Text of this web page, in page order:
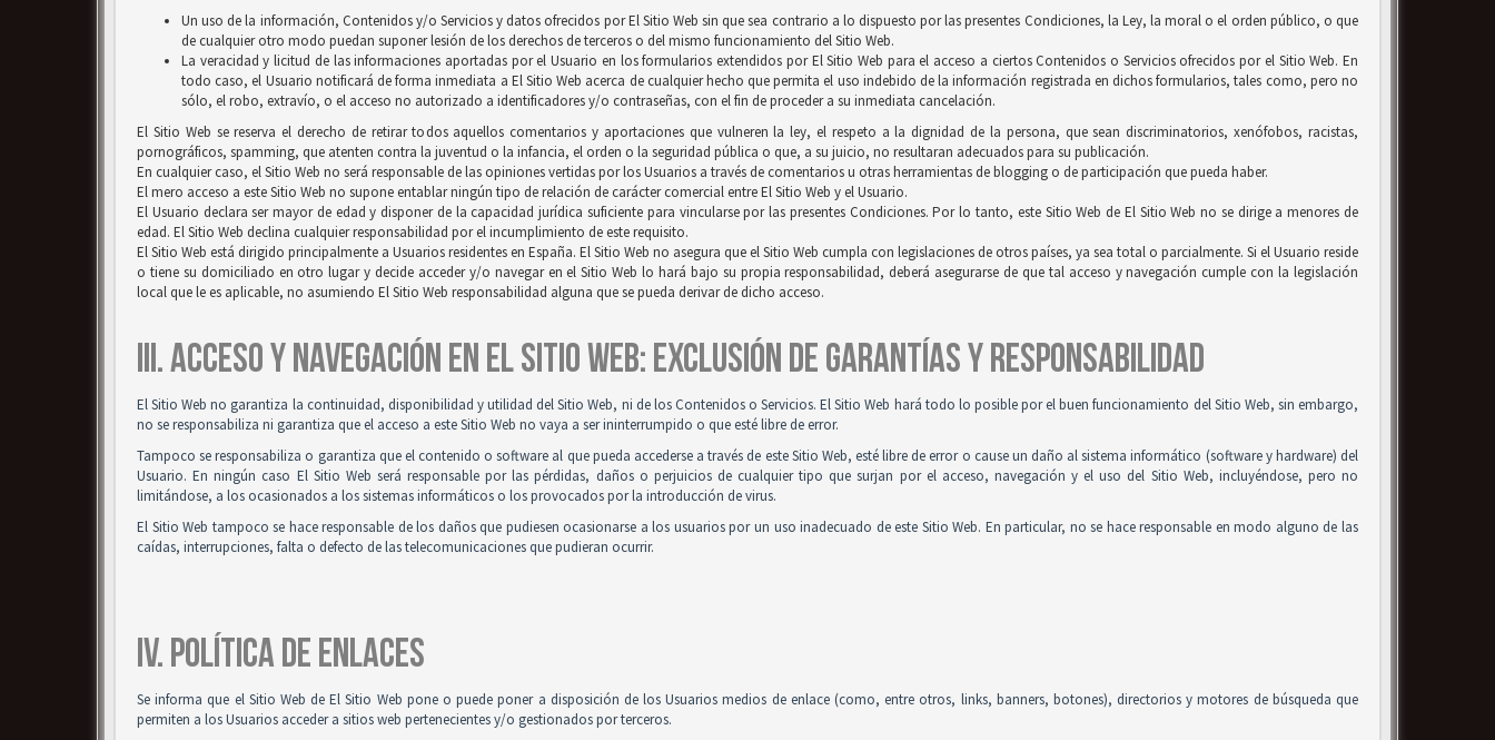
Un uso de la información, Contenidos y/o Servicios y datos ofrecidos por El Sitio Web sin que sea contrario a lo dispuesto por las presentes Condiciones, la Ley, la moral o el orden público, o que
de cualquier otro modo puedan suponer lesión de los derechos de terceros o del mismo funcionamiento del Sitio Web.
La veracidad y licitud de las informaciones aportadas por el Usuario en los formularios extendidos por El Sitio Web para el acceso a ciertos Contenidos o Servicios ofrecidos por el Sitio Web. En
todo caso, el Usuario notificará de forma inmediata a El Sitio Web acerca de cualquier hecho que permita el uso indebido de la información registrada en dichos formularios, tales como, pero no
sólo, el robo, extravío, o el acceso no autorizado a identificadores y/o contraseñas, con el fin de proceder a su inmediata cancelación.
El Sitio Web se reserva el derecho de retirar todos aquellos comentarios y aportaciones que vulneren la ley, el respeto a la dignidad de la persona, que sean discriminatorios, xenófobos, racistas,
pornográficos, spamming, que atenten contra la juventud o la infancia, el orden o la seguridad pública o que, a su juicio, no resultaran adecuados para su publicación.
En cualquier caso, el Sitio Web no será responsable de las opiniones vertidas por los Usuarios a través de comentarios u otras herramientas de blogging o de participación que pueda haber.
El mero acceso a este Sitio Web no supone entablar ningún tipo de relación de carácter comercial entre El Sitio Web y el Usuario.
El Usuario declara ser mayor de edad y disponer de la capacidad jurídica suficiente para vincularse por las presentes Condiciones. Por lo tanto, este Sitio Web de El Sitio Web no se dirige a menores de
edad. El Sitio Web declina cualquier responsabilidad por el incumplimiento de este requisito.
El Sitio Web está dirigido principalmente a Usuarios residentes en España. El Sitio Web no asegura que el Sitio Web cumpla con legislaciones de otros países, ya sea total o parcialmente. Si el Usuario reside
o tiene su domiciliado en otro lugar y decide acceder y/o navegar en el Sitio Web lo hará bajo su propia responsabilidad, deberá asegurarse de que tal acceso y navegación cumple con la legislación
local que le es aplicable, no asumiendo El Sitio Web responsabilidad alguna que se pueda derivar de dicho acceso.
III. ACCESO Y NAVEGACIÓN EN EL SITIO WEB: EXCLUSIÓN DE GARANTÍAS Y RESPONSABILIDAD
El Sitio Web no garantiza la continuidad, disponibilidad y utilidad del Sitio Web, ni de los Contenidos o Servicios. El Sitio Web hará todo lo posible por el buen funcionamiento del Sitio Web, sin embargo,
no se responsabiliza ni garantiza que el acceso a este Sitio Web no vaya a ser ininterrumpido o que esté libre de error.
Tampoco se responsabiliza o garantiza que el contenido o software al que pueda accederse a través de este Sitio Web, esté libre de error o cause un daño al sistema informático (software y hardware) del
Usuario. En ningún caso El Sitio Web será responsable por las pérdidas, daños o perjuicios de cualquier tipo que surjan por el acceso, navegación y el uso del Sitio Web, incluyéndose, pero no
limitándose, a los ocasionados a los sistemas informáticos o los provocados por la introducción de virus.
El Sitio Web tampoco se hace responsable de los daños que pudiesen ocasionarse a los usuarios por un uso inadecuado de este Sitio Web. En particular, no se hace responsable en modo alguno de las
caídas, interrupciones, falta o defecto de las telecomunicaciones que pudieran ocurrir.
IV. POLÍTICA DE ENLACES
Se informa que el Sitio Web de El Sitio Web pone o puede poner a disposición de los Usuarios medios de enlace (como, entre otros, links, banners, botones), directorios y motores de búsqueda que
permiten a los Usuarios acceder a sitios web pertenecientes y/o gestionados por terceros.